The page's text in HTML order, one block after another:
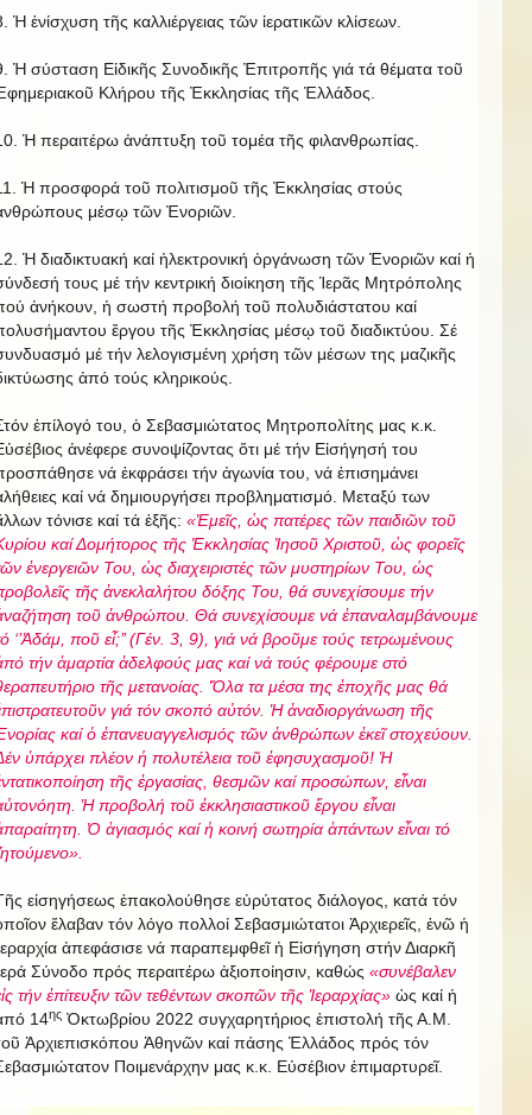
Ἡ ἐνίσχυση τῆς καλλιέργειας τῶν ἱερατικῶν κλίσεων.
Ἡ σύσταση Εἰδικῆς Συνοδικῆς Ἐπιτροπῆς γιά τά θέματα τοῦ
Κλήρου τῆς Ἐκκλησίας τῆς Ἑλλάδος.
Ἡ περαιτέρω ἀνάπτυξη τοῦ τομέα τῆς φιλανθρωπίας.
Ἡ προσφορά τοῦ πολιτισμοῦ τῆς Ἐκκλησίας στούς
μέσῳ τῶν Ἐνοριῶν.
Ἡ διαδικτυακή καί ἠλεκτρονική ὀργάνωση τῶν Ἐνοριῶν καί ἡ
τους μέ τήν κεντρική διοίκηση τῆς Ἱερᾶς Μητρόπολης
ἀνήκουν, ἡ σωστή προβολή τοῦ πολυδιάστατου καί
ἔργου τῆς Ἐκκλησίας μέσῳ τοῦ διαδικτύου. Σέ
μέ τήν λελογισμένη χρήση τῶν μέσων της μαζικῆς
ἀπό τούς κληρικούς.
ἐπίλογό του, ὁ Σεβασμιώτατος Μητροπολίτης μας κ.κ.
ἀνέφερε συνοψίζοντας ὅτι μέ τήν Εἰσήγησή του
νά ἐκφράσει τήν ἀγωνία του, νά ἐπισημάνει
καί νά δημιουργήσει προβληματισμό. Μεταξύ των
τόνισε καί τά ἑξῆς: «Ἐμεῖς, ὡς πατέρες τῶν παιδιῶν τοῦ
καί Δομήτορος τῆς Ἐκκλησίας Ἰησοῦ Χριστοῦ, ὡς φορεῖς
ἐνεργειῶν Του, ὡς διαχειριστές τῶν μυστηρίων Του, ὡς
τῆς ἀνεκλαλήτου δόξης Του, θά συνεχίσουμε τήν
τοῦ ἀνθρώπου. Θά συνεχίσουμε νά ἐπαναλαμβάνουμε
‘’Ἀδάμ, ποῦ εἶ;’’ (Γέν. 3, 9), γιά νά βροῦμε τούς τετρωμένους
τήν ἁμαρτία ἀδελφούς μας καί νά τούς φέρουμε στό
τῆς μετανοίας. Ὅλα τα μέσα της ἐποχῆς μας θά
γιά τόν σκοπό αὐτόν. Ἡ ἀναδιοργάνωση τῆς
καί ὁ ἐπανευαγγελισμός τῶν ἀνθρώπων ἐκεῖ στοχεύουν.
ὑπάρχει πλέον ἡ πολυτέλεια τοῦ ἐφησυχασμοῦ! Ἡ
τῆς ἐργασίας, θεσμῶν καί προσώπων, εἶναι
Ἡ προβολή τοῦ ἐκκλησιαστικοῦ ἔργου εἶναι
Ὁ ἁγιασμός καί ἡ κοινή σωτηρία ἁπάντων εἶναι τό
εἰσηγήσεως ἐπακολούθησε εὐρύτατος διάλογος, κατά τόν
ἔλαβαν τόν λόγο πολλοί Σεβασμιώτατοι Ἀρχιερεῖς, ἐνῶ ἡ
ἀπεφάσισε νά παραπεμφθεῖ ἡ Εἰσήγηση στήν Διαρκῆ
Σύνοδο πρός περαιτέρω ἀξιοποίησιν, καθώς «συνέβαλεν
τήν ἐπίτευξιν τῶν τεθέντων σκοπῶν τῆς Ἱεραρχίας» ὡς καί ἡ
14ης Ὀκτωβρίου 2022 συγχαρητήριος ἐπιστολή τῆς Α.Μ.
Ἀρχιεπισκόπου Ἀθηνῶν καί πάσης Ἑλλάδος πρός τόν
Ποιμενάρχην μας κ.κ. Εὐσέβιον ἐπιμαρτυρεῖ.